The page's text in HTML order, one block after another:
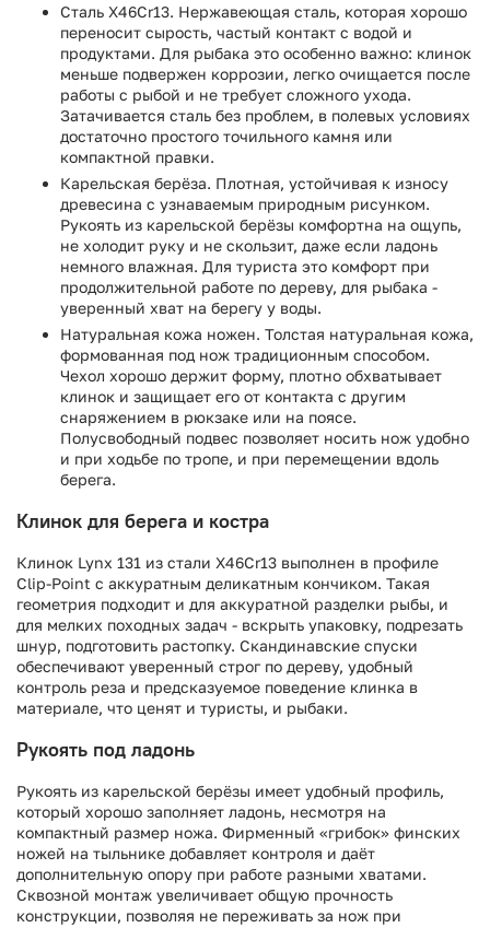
Сталь X46Cr13. Нержавеющая сталь, которая хорошо
переносит сырость, частый контакт с водой и
продуктами. Для рыбака это особенно важно: клинок
меньше подвержен коррозии, легко очищается после
работы с рыбой и не требует сложного ухода.
Затачивается сталь без проблем, в полевых условиях
достаточно простого точильного камня или
компактной правки.
Карельская берёза. Плотная, устойчивая к износу
древесина с узнаваемым природным рисунком.
Рукоять из карельской берёзы комфортна на ощупь,
не холодит руку и не скользит, даже если ладонь
немного влажная. Для туриста это комфорт при
продолжительной работе по дереву, для рыбака -
уверенный хват на берегу у воды.
Натуральная кожа ножен. Толстая натуральная кожа,
формованная под нож традиционным способом.
Чехол хорошо держит форму, плотно обхватывает
клинок и защищает его от контакта с другим
снаряжением в рюкзаке или на поясе.
Полусвободный подвес позволяет носить нож удобно
и при ходьбе по тропе, и при перемещении вдоль
берега.
Клинок для берега и костра
Клинок Lynx 131 из стали X46Cr13 выполнен в профиле
Clip-Point с аккуратным деликатным кончиком. Такая
геометрия подходит и для аккуратной разделки рыбы, и
для мелких походных задач - вскрыть упаковку, подрезать
шнур, подготовить растопку. Скандинавские спуски
обеспечивают уверенный строг по дереву, удобный
контроль реза и предсказуемое поведение клинка в
материале, что ценят и туристы, и рыбаки.
Рукоять под ладонь
Рукоять из карельской берёзы имеет удобный профиль,
который хорошо заполняет ладонь, несмотря на
компактный размер ножа. Фирменный «грибок» финских
ножей на тыльнике добавляет контроля и даёт
дополнительную опору при работе разными хватами.
Сквозной монтаж увеличивает общую прочность
конструкции, позволяя не переживать за нож при